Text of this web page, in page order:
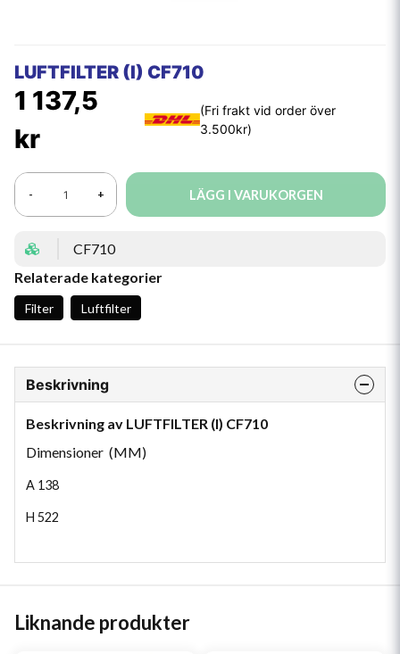
LUFTFILTER (I) CF710
1 137,5
kr
- + LÄGG I VARUKORGEN
CF710
Relaterade kategorier
Filter Luftfilter
Beskrivning
Beskrivning av LUFTFILTER (I) CF710
Dimensioner (MM)
A 138
H 522
Liknande produkter